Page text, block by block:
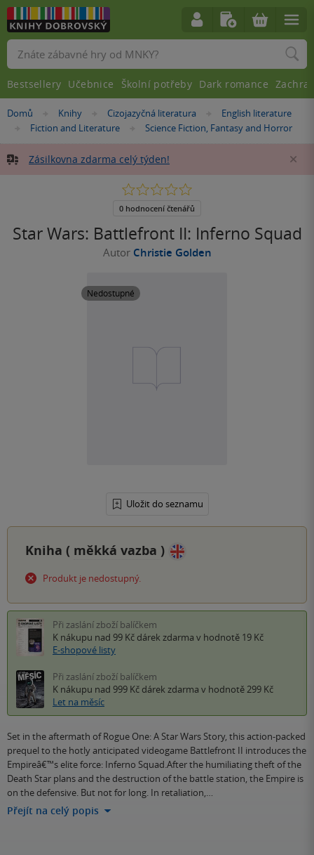
Nacházíte
Domů »Knihy »Cizojazyčná literatura »English literature
»Fiction and Literature »
Science Fiction, Fantasy and Horror
Zásilkovna zdarma celý týden!
Star Wars: Battlefront II: Inferno Squad
Autor Christie Golden
Nedostupné
Uložit do seznamu
0.0
5
0 hodnocení čtenářů
Kniha ( měkká vazba )
Produkt je nedostupný.
Při zaslání zboží balíčkem
K nákupu nad 99 Kč dárek zdarma v hodnotě 19 Kč
E-shopové listy
Při zaslání zboží balíčkem
K nákupu nad 999 Kč dárek zdarma v hodnotě 299 Kč
Let na měsíc
Set in the aftermath of Rogue One: A Star Wars Story, this action-packed
prequel to the hotly anticipated videogame Battlefront II introduces the
Empireâ€™s elite force: Inferno Squad.After the humiliating theft of the
Death Star plans and the destruction of the battle station, the Empire is
on the defensive. But not for long. In retaliation,…
Přejít na celý popis
Vyhledávání
Bestsellery Učebnice Školní potřeby Dark romance